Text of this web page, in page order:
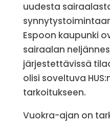
uudesta
Espoon kaupunki
sairaalan
järjestettävissä
olisi soveltuva
tarkoitukseen.
Vuokra-ajan on